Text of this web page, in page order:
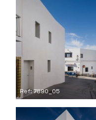
Ref: 7890_05